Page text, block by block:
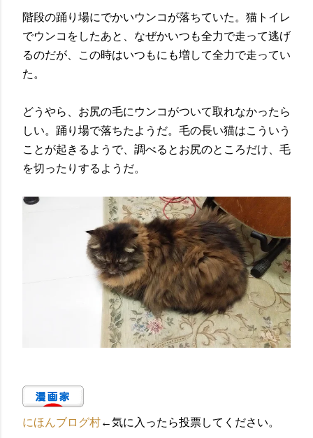
階段の踊り場にでかいウンコが落ちていた。猫トイレ
でウンコをしたあと、なぜかいつも全力で走って逃げ
るのだが、この時はいつもにも増して全力で走ってい
た。
どうやら、お尻の毛にウンコがついて取れなかったら
しい。踊り場で落ちたようだ。毛の長い猫はこういう
ことが起きるようで、調べるとお尻のところだけ、毛
を切ったりするようだ。
にほんブログ村←気に入ったら投票してください。